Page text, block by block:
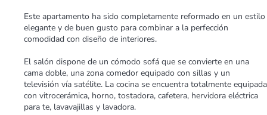
Este apartamento ha sido completamente reformado en un estilo
elegante y de buen gusto para combinar a la perfección
comodidad con diseño de interiores.
El salón dispone de un cómodo sofá que se convierte en una
cama doble, una zona comedor equipado con sillas y un
televisión vía satélite. La cocina se encuentra totalmente equipada
con vitrocerámica, horno, tostadora, cafetera, hervidora eléctrica
para te, lavavajillas y lavadora.